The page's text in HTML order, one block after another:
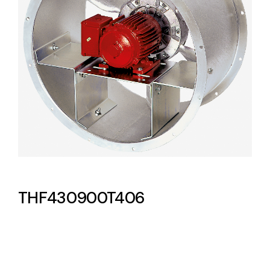
Lighting and Electrical
Equipment
Complete solutions in lighting and electrical
material for each project and need
Amplia gama de ventiladores y equipos de
THF430900T406